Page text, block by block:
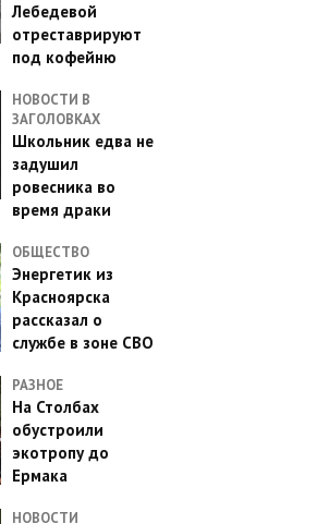
Лебедевой
отреставрируют
под кофейню
НОВОСТИ В
ЗАГОЛОВКАХ
Школьник едва не
задушил
ровесника во
время драки
ОБЩЕСТВО
Энергетик из
Красноярска
рассказал о
службе в зоне СВО
РАЗНОЕ
На Столбах
обустроили
экотропу до
Ермака
НОВОСТИ